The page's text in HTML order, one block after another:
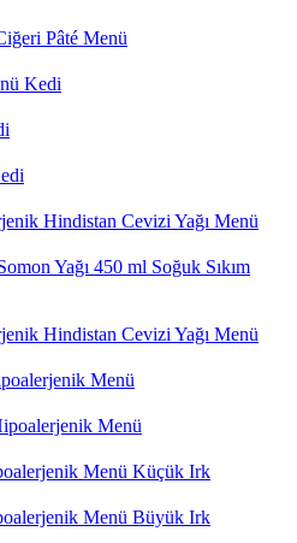
Pâté Menü
Kedi
Hindistan Cevizi Yağı Menü
Yağı 450 ml Soğuk Sıkım
Hindistan Cevizi Yağı Menü
Menü
Menü
Menü Küçük Irk
Menü Büyük Irk